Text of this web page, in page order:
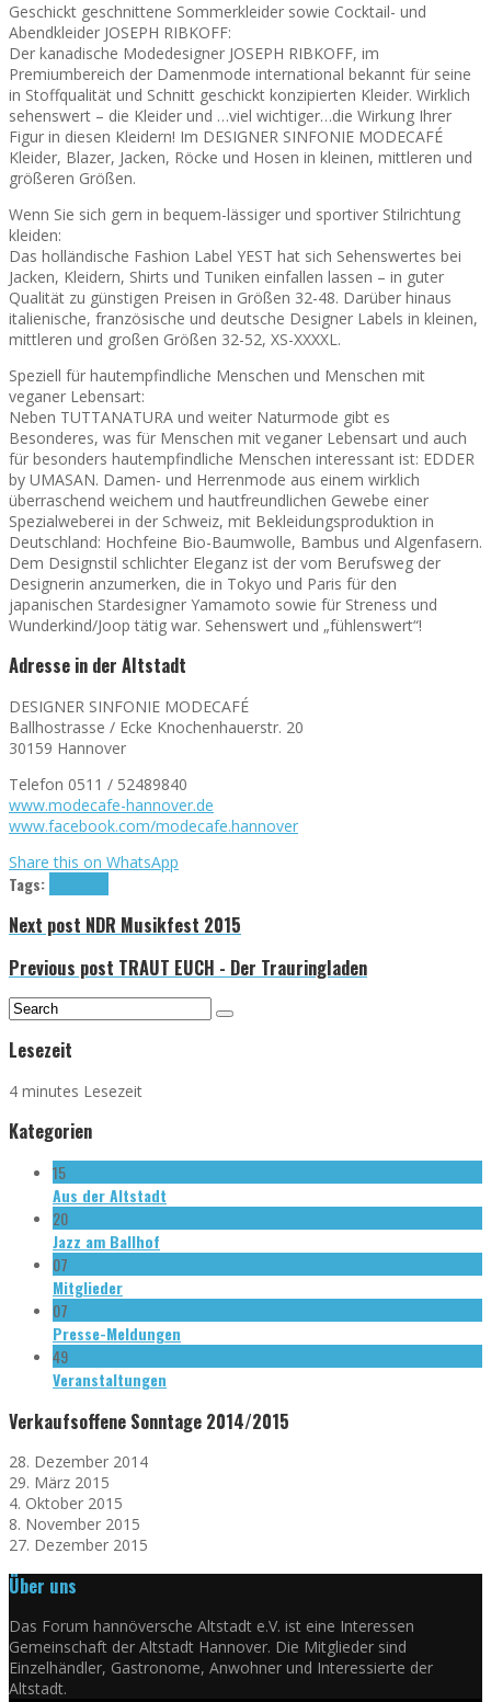
Geschickt geschnittene Sommerkleider sowie Cocktail- und
Abendkleider JOSEPH RIBKOFF:
Der kanadische Modedesigner JOSEPH RIBKOFF, im
Premiumbereich der Damenmode international bekannt für seine
in Stoffqualität und Schnitt geschickt konzipierten Kleider. Wirklich
sehenswert – die Kleider und …viel wichtiger…die Wirkung Ihrer
Figur in diesen Kleidern! Im DESIGNER SINFONIE MODECAFÉ
Kleider, Blazer, Jacken, Röcke und Hosen in kleinen, mittleren und
größeren Größen.
Wenn Sie sich gern in bequem-lässiger und sportiver Stilrichtung
kleiden:
Das holländische Fashion Label YEST hat sich Sehenswertes bei
Jacken, Kleidern, Shirts und Tuniken einfallen lassen – in guter
Qualität zu günstigen Preisen in Größen 32-48. Darüber hinaus
italienische, französische und deutsche Designer Labels in kleinen,
mittleren und großen Größen 32-52, XS-XXXXL.
Speziell für hautempfindliche Menschen und Menschen mit
veganer Lebensart:
Neben TUTTANATURA und weiter Naturmode gibt es
Besonderes, was für Menschen mit veganer Lebensart und auch
für besonders hautempfindliche Menschen interessant ist: EDDER
by UMASAN. Damen- und Herrenmode aus einem wirklich
überraschend weichem und hautfreundlichen Gewebe einer
Spezialweberei in der Schweiz, mit Bekleidungsproduktion in
Deutschland: Hochfeine Bio-Baumwolle, Bambus und Algenfasern.
Dem Designstil schlichter Eleganz ist der vom Berufsweg der
Designerin anzumerken, die in Tokyo und Paris für den
japanischen Stardesigner Yamamoto sowie für Streness und
Wunderkind/Joop tätig war. Sehenswert und „fühlenswert“!
Adresse in der Altstadt
DESIGNER SINFONIE MODECAFÉ
Ballhostrasse / Ecke Knochenhauerstr. 20
30159 Hannover
Telefon 0511 / 52489840
www.modecafe-hannover.de
www.facebook.com/modecafe.hannover
Share this on WhatsApp
Tags:
Next post NDR Musikfest 2015
Previous post TRAUT EUCH - Der Trauringladen
Lesezeit
4 minutes Lesezeit
Kategorien
15
Aus der Altstadt
20
Jazz am Ballhof
07
Mitglieder
07
Presse-Meldungen
49
Veranstaltungen
Verkaufsoffene Sonntage 2014/2015
28. Dezember 2014
29. März 2015
4. Oktober 2015
8. November 2015
27. Dezember 2015
Über uns
Das Forum hannöversche Altstadt e.V. ist eine Interessen
Gemeinschaft der Altstadt Hannover. Die Mitglieder sind
Einzelhändler, Gastronome, Anwohner und Interessierte der
Altstadt.